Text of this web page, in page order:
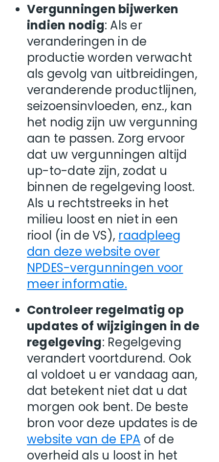
Vergunningen bijwerken
indien nodig: Als er
veranderingen in de
productie worden verwacht
als gevolg van uitbreidingen,
veranderende productlijnen,
seizoensinvloeden, enz., kan
het nodig zijn uw vergunning
aan te passen. Zorg ervoor
dat uw vergunningen altijd
up-to-date zijn, zodat u
binnen de regelgeving loost.
Als u rechtstreeks in het
milieu loost en niet in een
riool (in de VS), raadpleeg
dan deze website over
NPDES-vergunningen voor
meer informatie.
Controleer regelmatig op
updates of wijzigingen in de
regelgeving: Regelgeving
verandert voortdurend. Ook
al voldoet u er vandaag aan,
dat betekent niet dat u dat
morgen ook bent. De beste
bron voor deze updates is de
website van de EPA of de
overheid als u loost in het